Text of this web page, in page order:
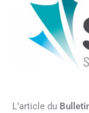
L’article du